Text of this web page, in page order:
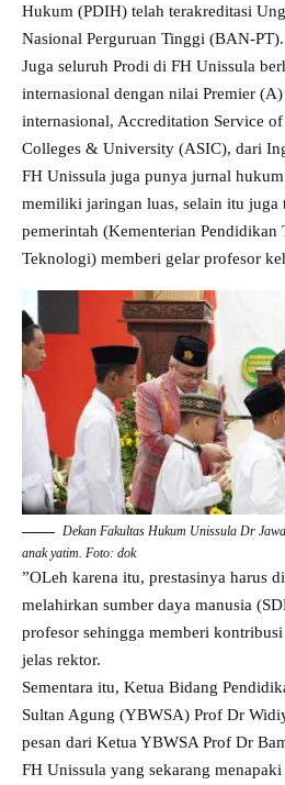
Hukum (PDIH) telah terakreditasi
Nasional Perguruan Tinggi (BAN-
Juga seluruh Prodi di FH Unissula
internasional dengan nilai Premier
internasional, Accreditation Service
Colleges & University (ASIC), dari
FH Unissula juga punya jurnal
memiliki jaringan luas, selain itu juga
pemerintah (Kementerian Pendidikan
Teknologi) memberi gelar profesor
Dekan Fakultas Hukum Unissula Dr
anak yatim. Foto: dok
”OLeh karena itu, prestasinya harus
melahirkan sumber daya manusia
profesor sehingga memberi
jelas rektor.
Sementara itu, Ketua Bidang
Sultan Agung (YBWSA) Prof Dr
pesan dari Ketua YBWSA Prof Dr
FH Unissula yang sekarang